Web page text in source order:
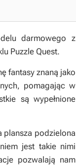
darmowego z
Puzzle Quest.
fantasy znaną jako
pomagając w
są wypełnione
plansza podzielona
jest takie nimi
pozwalają nam